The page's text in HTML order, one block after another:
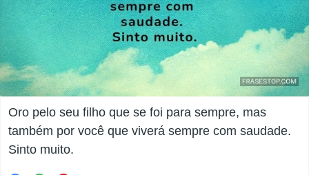
Oro pelo seu filho que se foi para sempre, mas
também por você que viverá sempre com saudade.
Sinto muito.